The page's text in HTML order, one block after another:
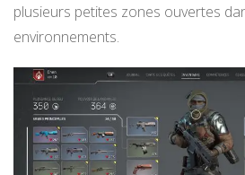
plusieurs petites zones ouvertes
environnements.